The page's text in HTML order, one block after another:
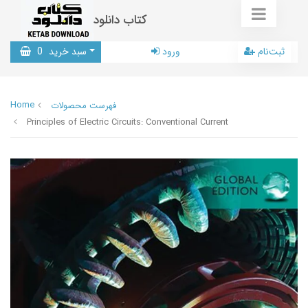
کتاب دانلود
سبد خرید 0 ورود ثبت‌نام
Home
فهرست محصولات
Principles of Electric Circuits: Conventional Current